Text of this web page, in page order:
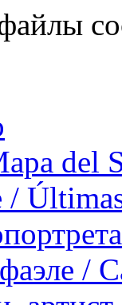
del
/
/